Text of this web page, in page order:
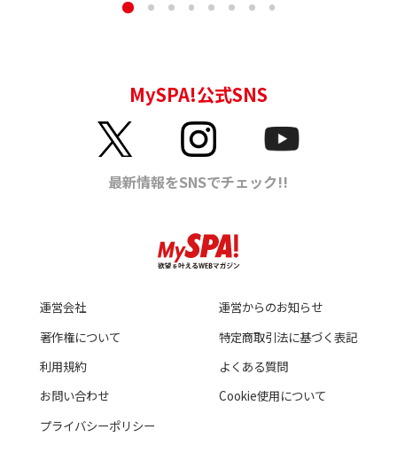
運営会社
運営からのお知らせ
著作権について
特定商取引法に基づく表記
利用規約
よくある質問
お問い合わせ
Cookie使用について
プライバシーポリシー